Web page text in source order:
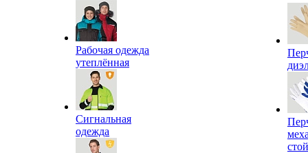
Рабочая одежда
утеплённая
Сигнальная
одежда